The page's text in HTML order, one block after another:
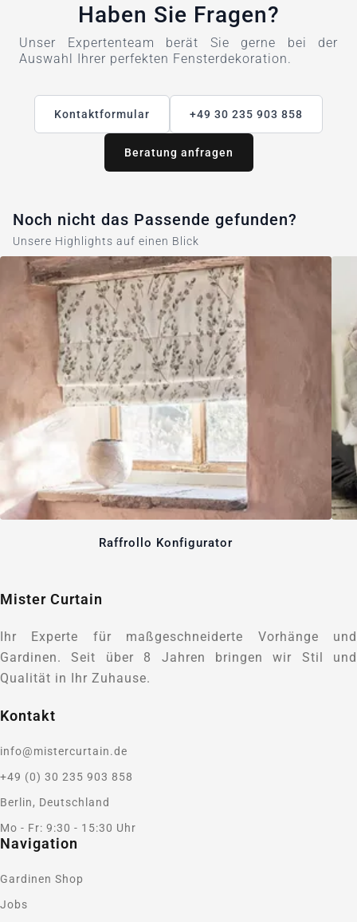
Haben Sie Fragen?
Unser Expertenteam berät Sie gerne bei der
Auswahl Ihrer perfekten Fensterdekoration.
Kontaktformular +49 30 235 903 858
Beratung anfragen
Noch nicht das Passende gefunden?
Unsere Highlights auf einen Blick
Raffrollo Konfigurator
Mister Curtain
Ihr Experte für maßgeschneiderte Vorhänge und
Gardinen. Seit über 8 Jahren bringen wir Stil und
Qualität in Ihr Zuhause.
Kontakt
info@mistercurtain.de
+49 (0) 30 235 903 858
Berlin, Deutschland
Mo - Fr: 9:30 - 15:30 Uhr
Navigation
Gardinen Shop
Jobs